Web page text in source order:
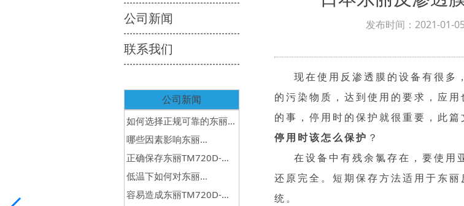
公司新闻
联系我们
公司新闻
如何选择正规可靠的东丽
反渗透膜销售公司？
哪些因素影响东丽
TML20D-400反渗透膜寿
命？
正确保存东丽TM720D-
400反渗透膜的方法
低温下如何对东丽
TM720D-400反渗透膜维
容易造成东丽TM720D-
发布时间：2021-01-
现在使用反渗透膜的设备有很多
的污染物质，达到使用的要求，应
的事，停用时的保护就很重要，此
停用时该怎么保护 ？
在设备中有残余氯存在，要使用
还原完全。短期保存方法适用于东
统。